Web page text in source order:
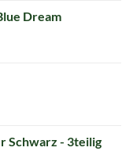
Dream
Schwarz - 3teilig